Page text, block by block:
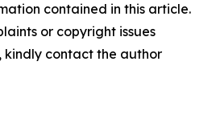
contained in this article.
or copyright issues
contact the author